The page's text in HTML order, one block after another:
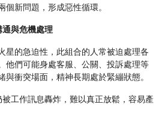
個新問題，形成惡性循環。
通與危機處理
星的急迫性，此組合的人常被迫處理各
他們可能身處客服、公關、投訴處理等
與衝突場面，精神長期處於緊繃狀態。
工作訊息轟炸，難以真正放鬆，容易產